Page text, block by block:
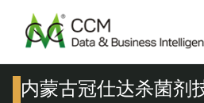
内蒙古冠仕达杀菌剂